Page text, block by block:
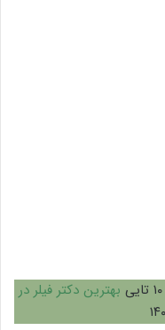
بهترین دکتر فیلر در